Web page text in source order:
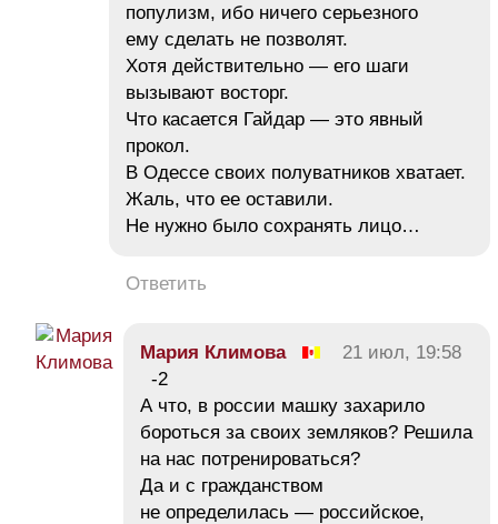
популизм, ибо ничего серьезного
ему сделать не позволят.
Хотя действительно — его шаги
вызывают восторг.
Что касается Гайдар — это явный
прокол.
В Одессе своих полуватников хватает.
Жаль, что ее оставили.
Не нужно было сохранять лицо…
Ответить
Мария Климова
21 июл, 19:58
-2
А что, в россии машку захарило
бороться за своих земляков? Решила
на нас потренироваться?
Да и с гражданством
не определилась — российское,